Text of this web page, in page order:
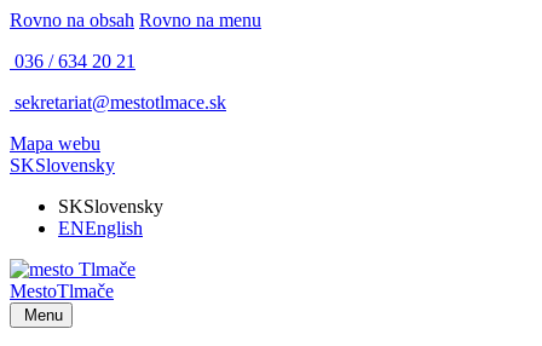
Rovno na obsah Rovno na menu
036 / 634 20 21
sekretariat@mestotlmace.sk
Mapa webu
SKSlovensky
SKSlovensky
ENEnglish
MestoTlmače
Menu